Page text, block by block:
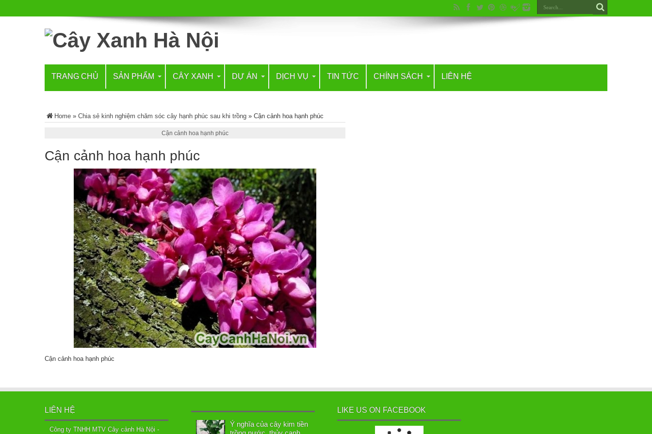
TRANG CHỦ SẢN PHẨM CÂY XANH DỰ ÁN DỊCH VỤ TIN TỨC CHÍNH SÁCH LIÊN HỆ
Home » Chia sẻ kinh nghiệm chăm sóc cây hạnh phúc sau khi trồng » Cận cảnh hoa hạnh phúc
Cận cảnh hoa hạnh phúc
Cận cảnh hoa hạnh phúc
Cận cảnh hoa hạnh phúc
LIÊN HỆ
Công ty TNHH MTV Cây cảnh Hà Nội -
Ý nghĩa của cây kim tiền
LIKE US ON FACEBOOK